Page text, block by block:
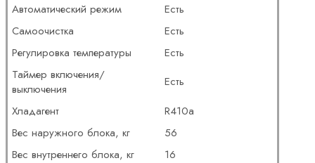
Автоматический режим
Есть
Самоочистка
Есть
Регулировка температуры
Есть
Таймер включения/
выключения
Есть
Хладагент
R410a
Вес наружного блока, кг
56
Вес внутреннего блока, кг
16